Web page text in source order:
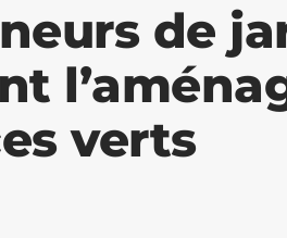
de
verts